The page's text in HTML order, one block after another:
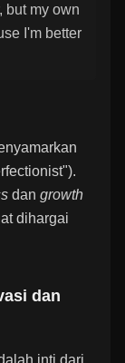
but my own
I'm better
dan growth
dihargai
dan
inti dari